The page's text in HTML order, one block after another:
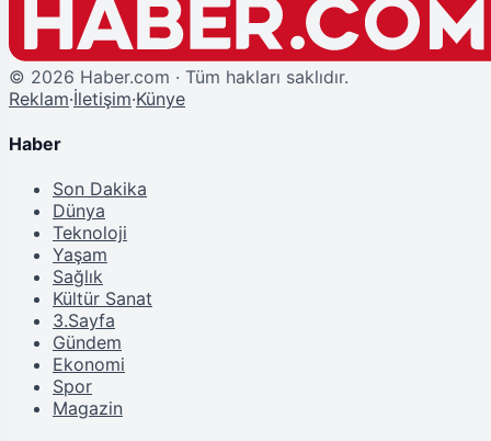
© 2026 Haber.com · Tüm hakları saklıdır.
Reklam·İletişim·Künye
Haber
Son Dakika
Dünya
Teknoloji
Yaşam
Sağlık
Kültür Sanat
3.Sayfa
Gündem
Ekonomi
Spor
Magazin